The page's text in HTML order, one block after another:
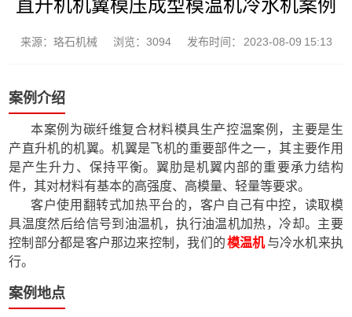
直升机机翼模压成型模温机冷水机案例
来源：珞石机械 浏览：3094 发布时间： 2023-08-09 15:13
案例介绍
本案例为碳纤维复合材料模具生产控温案例，主要是生
产直升机的机翼。机翼是飞机的重要部件之一，其主要作用
是产生升力、保持平衡。翼肋是机翼内部的重要承力结构
件，其对材料有基本的高强度、高模量、轻量等要求。
客户使用翻转式加热平台的，客户自己有中控，读取模
具温度然后给信号到油温机，执行油温机加热，冷却。主要
控制部分都是客户那边来控制，我们的模温机与冷水机来执
行。
案例地点